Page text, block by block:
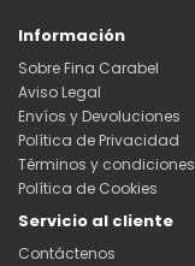
Información
Sobre Fina Carabel
Aviso Legal
Envíos y Devoluciones
Política de Privacidad
Términos y condiciones
Política de Cookies
Servicio al cliente
Contáctenos